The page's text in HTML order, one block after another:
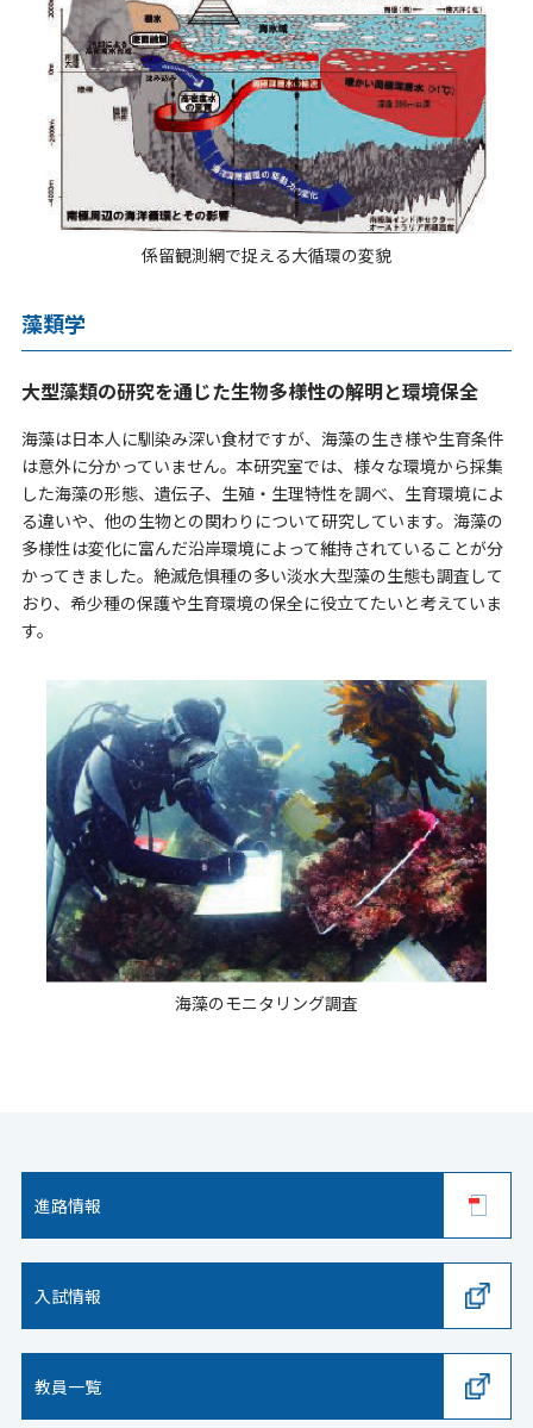
係留観測網で捉える大循環の変貌
藻類学
大型藻類の研究を通じた生物多様性の解明と環境保全
海藻は日本人に馴染み深い食材ですが、海藻の生き様や生育条件
は意外に分かっていません。本研究室では、様々な環境から採集
した海藻の形態、遺伝子、生殖・生理特性を調べ、生育環境によ
る違いや、他の生物との関わりについて研究しています。海藻の
多様性は変化に富んだ沿岸環境によって維持されていることが分
かってきました。絶滅危惧種の多い淡水大型藻の生態も調査して
おり、希少種の保護や生育環境の保全に役立てたいと考えていま
す。
海藻のモニタリング調査
進路情報
入試情報
教員一覧